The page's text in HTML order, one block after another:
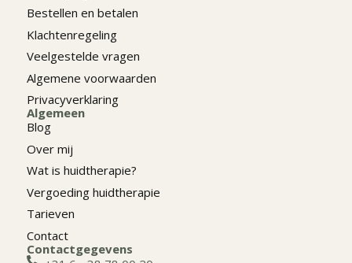
Bestellen en betalen
Klachtenregeling
Veelgestelde vragen
Algemene voorwaarden
Privacyverklaring
Algemeen
Blog
Over mij
Wat is huidtherapie?
Vergoeding huidtherapie
Tarieven
Contact
Contactgegevens